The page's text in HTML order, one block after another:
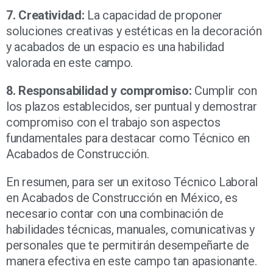
7. Creatividad: La capacidad de proponer
soluciones creativas y estéticas en la decoración
y acabados de un espacio es una habilidad
valorada en este campo.
8. Responsabilidad y compromiso: Cumplir con
los plazos establecidos, ser puntual y demostrar
compromiso con el trabajo son aspectos
fundamentales para destacar como Técnico en
Acabados de Construcción.
En resumen, para ser un exitoso Técnico Laboral
en Acabados de Construcción en México, es
necesario contar con una combinación de
habilidades técnicas, manuales, comunicativas y
personales que te permitirán desempeñarte de
manera efectiva en este campo tan apasionante.